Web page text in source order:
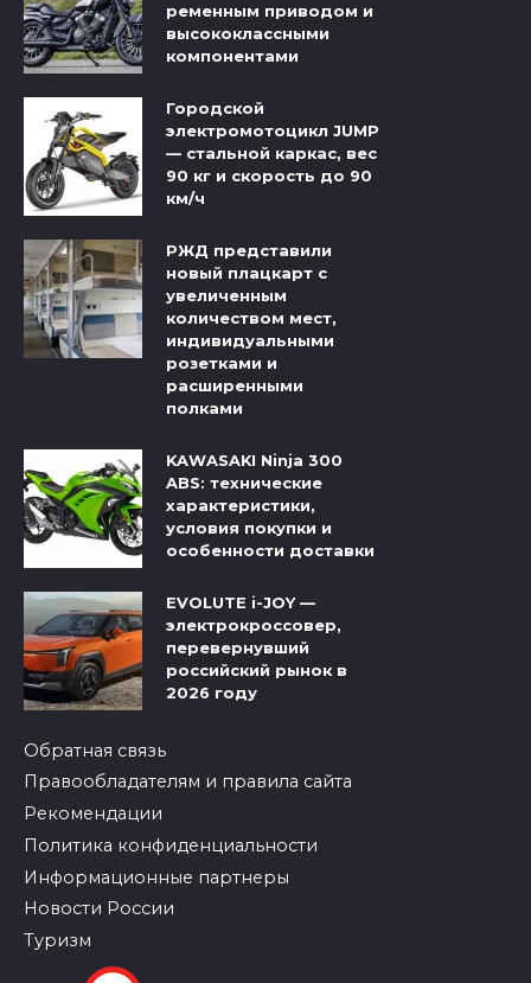
ременным приводом и
высококлассными
компонентами
Городской
электромотоцикл JUMP
— стальной каркас, вес
90 кг и скорость до 90
км/ч
РЖД представили
новый плацкарт с
увеличенным
количеством мест,
индивидуальными
розетками и
расширенными
полками
KAWASAKI Ninja 300
ABS: технические
характеристики,
условия покупки и
особенности доставки
EVOLUTE i-JOY —
электрокроссовер,
перевернувший
российский рынок в
2026 году
Обратная связь
Правообладателям и правила сайта
Рекомендации
Политика конфиденциальности
Информационные партнеры
Новости России
Туризм